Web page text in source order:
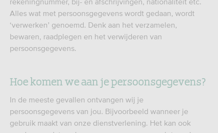
Alles wat met persoonsgegevens wordt gedaan, wordt
‘verwerken’ genoemd. Denk aan het verzamelen,
bewaren, raadplegen en het verwijderen van
persoonsgegevens.
Hoe komen we aan je persoonsgegevens?
In de meeste gevallen ontvangen wij je
persoonsgegevens van jou. Bijvoorbeeld wanneer je
gebruik maakt van onze dienstverlening. Het kan ook